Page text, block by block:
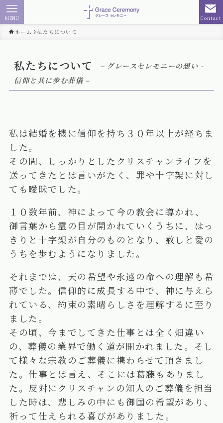
Contact
MENU
ホーム 私たちについて
私たちについて
– グレースセレモニーの想い -
信仰と共に歩む葬儀 –
私は結婚を機に信仰を持ち３０年以上が経ちま
した。
その間、しっかりとしたクリスチャンライフを
送ってきたとは言いがたく、罪や十字架に対し
ても曖昧でした。
１０数年前、神によって今の教会に導かれ、
御言葉から霊の目が開かれていくうちに、はっ
きりと十字架が自分のものとなり、赦しと愛の
うちを歩むようになりました。
それまでは、天の希望や永遠の命への理解も希
薄でした。信仰的に成長する中で、神に与えら
れている、約束の素晴らしさを理解するに至り
ました。
その頃、今までしてきた仕事とは全く畑違い
の、葬儀の業界で働く道が開かれました。そし
て様々な宗教のご葬儀に携わらせて頂きまし
た。仕事とは言え、そこには葛藤もありまし
た。反対にクリスチャンの知人のご葬儀を担当
した時は、悲しみの中にも御国の希望があり、
祈って仕えられる喜びがありました。